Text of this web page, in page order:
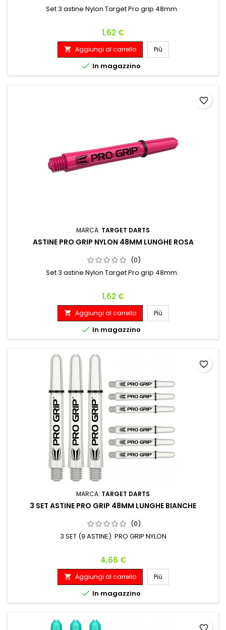
Set 3 astine Nylon Target Pro grip 48mm.
Prezzo
1,62 €
 Aggiungi al carrello Più
 In magazzino
MARCA: TARGET DARTS
ASTINE PRO GRIP NYLON 48MM LUNGHE ROSA
(0)
Set 3 astine Nylon Target Pro grip 48mm.
Prezzo
1,62 €
 Aggiungi al carrello Più
 In magazzino
favorite_border
MARCA: TARGET DARTS
3 SET ASTINE PRO GRIP 48MM LUNGHE BIANCHE
(0)
3 SET (9 ASTINE) PRO GRIP NYLON
Prezzo
4,66 €
 Aggiungi al carrello Più
 In magazzino
favorite_border
favorite_border